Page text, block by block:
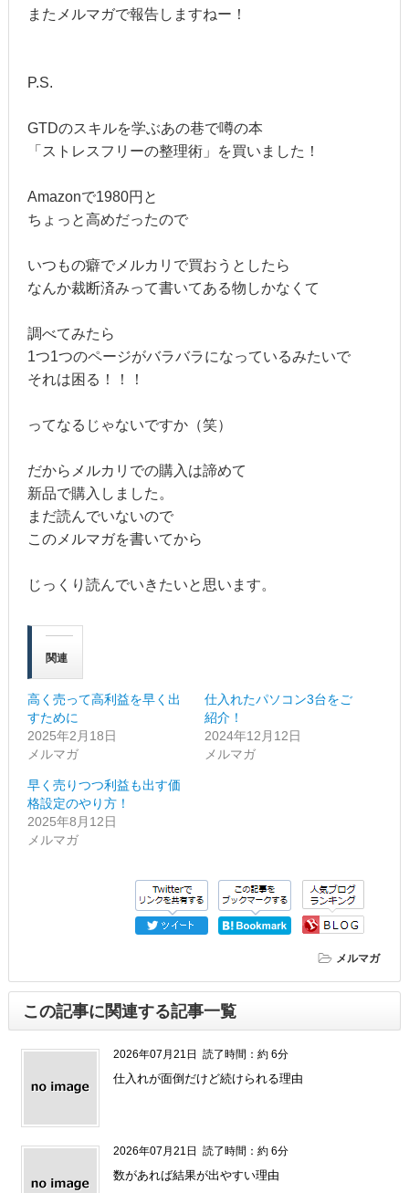
またメルマガで報告しますねー！
P.S.
GTDのスキルを学ぶあの巷で噂の本
「ストレスフリーの整理術」を買いました！
Amazonで1980円と
ちょっと高めだったので
いつもの癖でメルカリで買おうとしたら
なんか裁断済みって書いてある物しかなくて
調べてみたら
1つ1つのページがバラバラになっているみたいで
それは困る！！！
ってなるじゃないですか（笑）
だからメルカリでの購入は諦めて
新品で購入しました。
まだ読んでいないので
このメルマガを書いてから
じっくり読んでいきたいと思います。
関連
高く売って高利益を早く出
すために
2025年2月18日
メルマガ
仕入れたパソコン3台をご
紹介！
2024年12月12日
メルマガ
早く売りつつ利益も出す価
格設定のやり方！
2025年8月12日
メルマガ
メルマガ
この記事に関連する記事一覧
2026年07月21日 読了時間：約 6分
仕入れが面倒だけど続けられる理由
2026年07月21日 読了時間：約 6分
数があれば結果が出やすい理由